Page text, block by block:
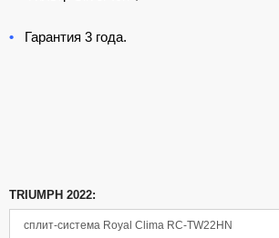
• Гарантия 3 года.
TRIUMPH 2022:
сплит-система Royal Clima RC-TW22HN
Панель управления